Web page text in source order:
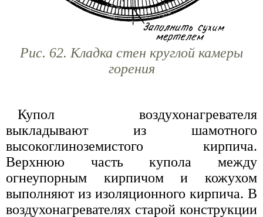
Рис. 62. Кладка стен круглой камеры
горения
Купол воздухонагревателя
выкладывают из шамотного
высокоглиноземистого кирпича.
Верхнюю часть купола между
огнеупорным кирпичом и кожухом
выполняют из изоляционного кирпича. В
воздухонагревателях старой конструкции